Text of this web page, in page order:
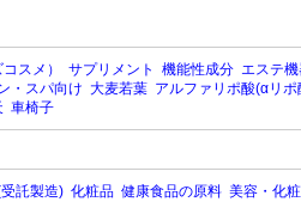
スメ） サプリメント 機能性成分 エステ
・スパ向け 大麦若葉 アルファリポ酸(αリポ
車椅子
託製造) 化粧品 健康食品の原料 美容・化